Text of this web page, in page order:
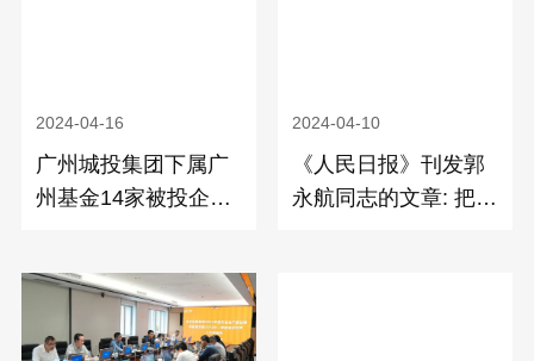
2024-04-16
广州城投集团下属广
州基金14家被投企业
2024-04-10
《人民日报》刊发郭
永航同志的文章: 把坚